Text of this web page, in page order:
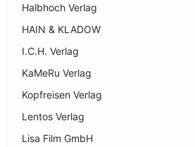
Halbhoch Verlag
HAIN & KLADOW
I.C.H. Verlag
KaMeRu Verlag
Kopfreisen Verlag
Lentos Verlag
Lisa Film GmbH